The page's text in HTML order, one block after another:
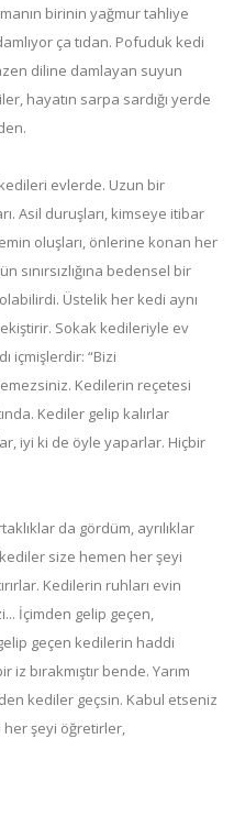
birinin yağmur tahliye
ça tıdan. Pofuduk kedi
diline damlayan suyun
hayatın sarpa sardığı yerde
evlerde. Uzun bir
Asil duruşları, kimseye itibar
oluşları, önlerine konan her
sınırsızlığına bedensel bir
Üstelik her kedi aynı
Sokak kedileriyle ev
içmişlerdir: “Bizi
Kedilerin reçetesi
Kediler gelip kalırlar
iyi ki de öyle yaparlar. Hiçbir
da gördüm, ayrılıklar
size hemen her şeyi
Kedilerin ruhları evin
İçimden gelip geçen,
geçen kedilerin haddi
bırakmıştır bende. Yarım
kediler geçsin. Kabul etseniz
şeyi öğretirler,